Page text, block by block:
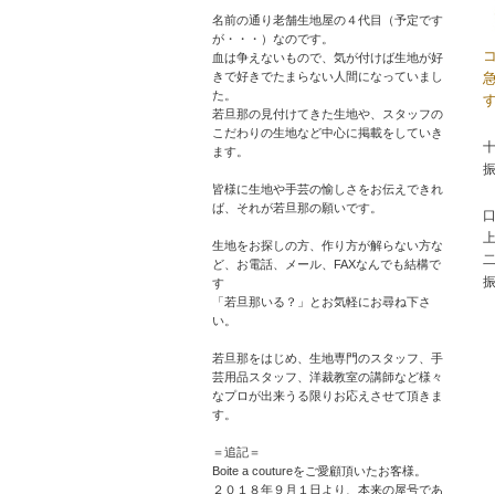
名前の通り老舗生地屋の４代目（予定です
が・・・）なのです。
血は争えないもので、気が付けば生地が好
きで好きでたまらない人間になっていまし
た。
若旦那の見付けてきた生地や、スタッフの
こだわりの生地など中心に掲載をしていき
ます。
皆様に生地や手芸の愉しさをお伝えできれ
ば、それが若旦那の願いです。
生地をお探しの方、作り方が解らない方な
ど、お電話、メール、FAXなんでも結構で
す
「若旦那いる？」とお気軽にお尋ね下さ
い。
若旦那をはじめ、生地専門のスタッフ、手
芸用品スタッフ、洋裁教室の講師など様々
なプロが出来うる限りお応えさせて頂きま
す。
＝追記＝
Boite a coutureをご愛顧頂いたお客様。
２０１８年９月１日より、本来の屋号であ